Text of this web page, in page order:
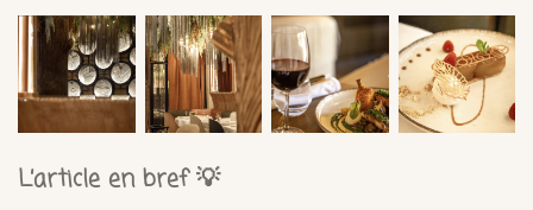
L’article en bref 💡